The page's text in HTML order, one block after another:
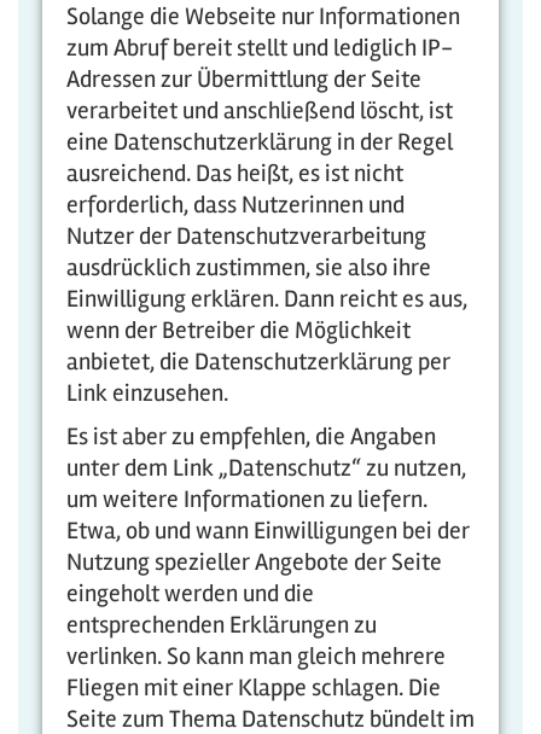
Solange die Webseite nur Informationen
zum Abruf bereit stellt und lediglich IP-
Adressen zur Übermittlung der Seite
verarbeitet und anschließend löscht, ist
eine Datenschutzerklärung in der Regel
ausreichend. Das heißt, es ist nicht
erforderlich, dass Nutzerinnen und
Nutzer der Datenschutzverarbeitung
ausdrücklich zustimmen, sie also ihre
Einwilligung erklären. Dann reicht es aus,
wenn der Betreiber die Möglichkeit
anbietet, die Datenschutzerklärung per
Link einzusehen.
Es ist aber zu empfehlen, die Angaben
unter dem Link „Datenschutz“ zu nutzen,
um weitere Informationen zu liefern.
Etwa, ob und wann Einwilligungen bei der
Nutzung spezieller Angebote der Seite
eingeholt werden und die
entsprechenden Erklärungen zu
verlinken. So kann man gleich mehrere
Fliegen mit einer Klappe schlagen. Die
Seite zum Thema Datenschutz bündelt im